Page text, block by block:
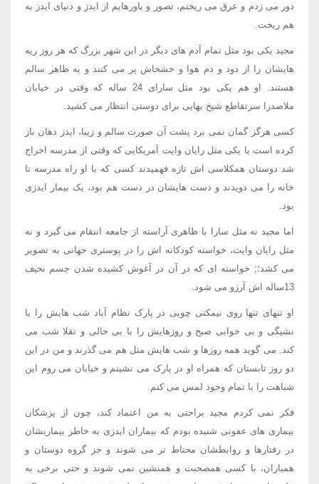
دور می زدم و عرق می ریختم، تصور و باورهایم از ایدز و دنیای ایدز به
هم ریخت.
مجید یکی بود مثل تمام آدم های دیگر در این شهر بزرگ که هر روز ریه
هایشان را از دود و دم هوا و خشخاش پر می کنند و به ظاهر سالم
هستند. او هم یکی بود مثل سارای 24 ساله که وقتی در خیابان
ملاصدرا سرتقاطع شیخ بهایی برای دوستی انتظار می کشید.
کسی هرگز گمان نمی برد پشت آن صورت سالم و زیبا، ایدز دهان باز
کرده است یا یکی مثل رایان وایت آمریکایی که وقتی از مدرسه اخراج
شد دوستان همکلاسی اش تازه فهمیدند کسی که با او راه مدرسه تا
خانه را می دویدند و دست هایشان در دست هم بود، یک بیمار ایدزی
بود.
اما مجید نه مثل سارا با ظاهری آراسته از جامعه انتقام می گیرد و نه
مثل رایان وایت، خواسته کودکانه اش را در پوستری جهانی به تصویر
می کشد؛; خواسته ای که در آن در آغوش کشیده شدن جسم نحیف
13ساله اش آرزو می شود.
او تنهای تنها روی نیمکتی چوبی در پارک نظام آباد شب هایش را با
نشیگی و بی خوابی صبح و روزهایش را با بی حالی و تقلا شب می
کند. می گوید همه روزها و شب هایش مثل هم می گذرند و من در این
دو روز تابستان که همراه او در پارک می نشینم و خیابان می روم این
شباهت را با تمام وجود لمس می کنم.
فکر نمی کردم مجید براحتی به من اعتماد کند، چون از پزشکان
بیماری های عفونی شنیده بودم که بیماران ایدزی به خاطر بیماریشان
در رفتارها و روابطشان محتاط تر می شوند و جز گروه دوستان و
همیاران، با کسی همصحبت و همنشین نمی شوند و حتی برخی به